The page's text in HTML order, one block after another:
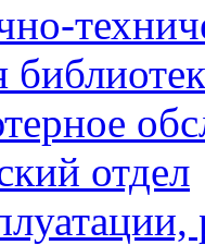
отдел